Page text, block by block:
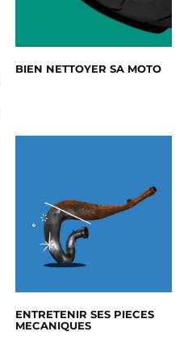
BIEN NETTOYER SA MOTO
ENTRETENIR SES PIECES
MECANIQUES